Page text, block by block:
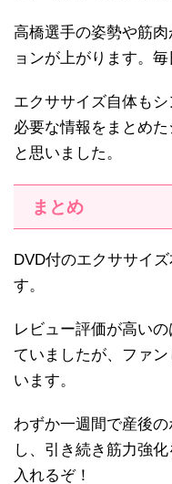
高橋選手の姿勢や筋
ョンが上がります。
エクササイズ自体も
必要な情報をまとめ
と思いました。
まとめ
DVD付のエクササイ
す。
レビュー評価が高い
ていましたが、ファ
います。
わずか一週間で産後
し、引き続き筋力強
入れるぞ！